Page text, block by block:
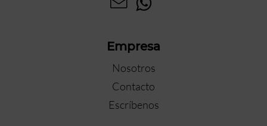
Empresa
Nosotros
Contacto
Escríbenos